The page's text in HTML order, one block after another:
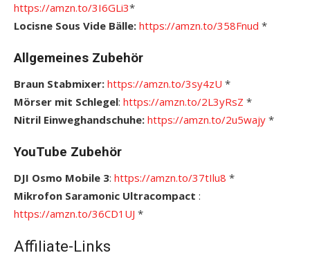
https://amzn.to/3I6GLi3*
Locisne Sous Vide Bälle: https://amzn.to/358Fnud *
Allgemeines Zubehör
Braun Stabmixer: https://amzn.to/3sy4zU *
Mörser mit Schlegel: https://amzn.to/2L3yRsZ *
Nitril Einweghandschuhe: https://amzn.to/2u5wajy *
YouTube Zubehör
DJI Osmo Mobile 3: https://amzn.to/37tIlu8 *
Mikrofon Saramonic Ultracompact :
https://amzn.to/36CD1UJ *
Affiliate-Links